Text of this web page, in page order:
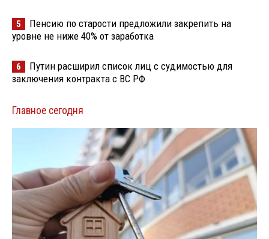
5
Пенсию по старости предложили закрепить на
уровне не ниже 40% от заработка
6
Путин расширил список лиц с судимостью для
заключения контракта с ВС РФ
Главное сегодня